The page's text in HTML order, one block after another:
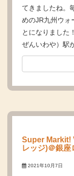
てきましたね。
めのJR九州ウォ
とになりました
ぜんいわや）駅
Super Markit!
レッジ)＠銀
2021年10月7日